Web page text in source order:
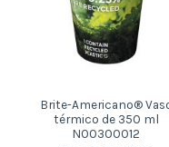
Brite-Americano®
térmico de 350 ml
N00300012